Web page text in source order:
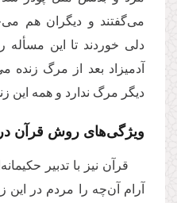
می‌گفتند و دیگران هم
دلی خوردند تا این مسأله
آدمیزاد بعد از مرگ
دیگر مرگ ندارد و همه این
ویژگی‌های روش قرآن
قرآن نیز با تدبیر
آرام آن‌چه را مردم در این